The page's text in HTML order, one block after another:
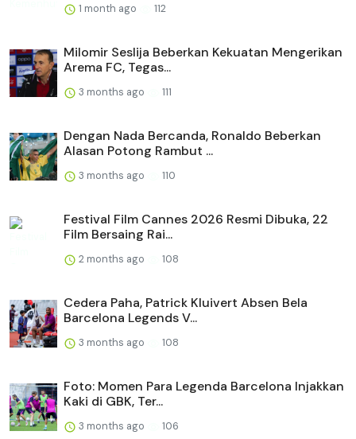
1 month ago 112
Milomir Seslija Beberkan Kekuatan Mengerikan
Arema FC, Tegas...
3 months ago 111
Dengan Nada Bercanda, Ronaldo Beberkan
Alasan Potong Rambut ...
3 months ago 110
Festival Film Cannes 2026 Resmi Dibuka, 22
Film Bersaing Rai...
2 months ago 108
Cedera Paha, Patrick Kluivert Absen Bela
Barcelona Legends V...
3 months ago 108
Foto: Momen Para Legenda Barcelona Injakkan
Kaki di GBK, Ter...
3 months ago 106